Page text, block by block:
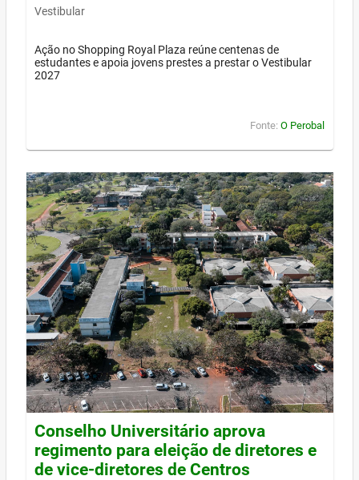
Vestibular
Ação no Shopping Royal Plaza reúne centenas de
estudantes e apoia jovens prestes a prestar o Vestibular
2027
Fonte: O Perobal
Conselho Universitário aprova
regimento para eleição de diretores e
de vice-diretores de Centros